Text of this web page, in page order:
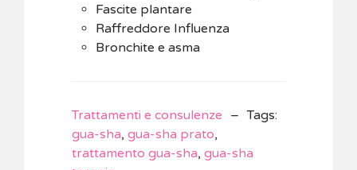
Fascite plantare
Raffreddore Influenza
Bronchite e asma
Trattamenti e consulenze Tags:
gua-sha, gua-sha prato,
trattamento gua-sha, gua-sha